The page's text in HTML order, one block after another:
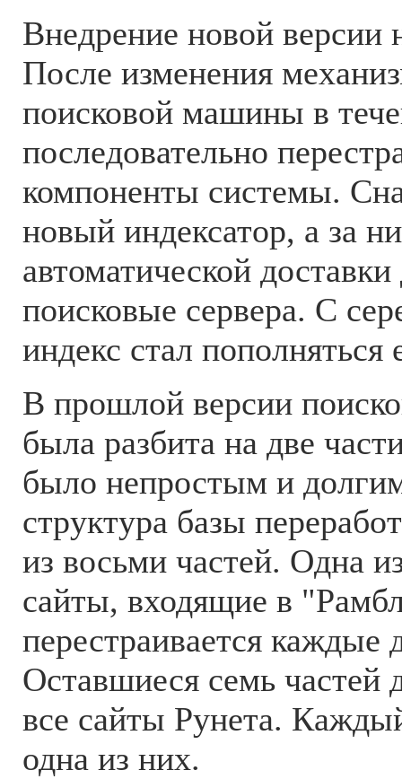
Внедрение новой версии
После изменения
поисковой машины в
последовательно
компоненты системы.
новый индексатор, а за
автоматической
поисковые сервера. С
индекс стал пополняться
В прошлой версии
была разбита на две
было непростым и
структура базы
из восьми частей. Одна
сайты, входящие в
перестраивается каждые
Оставшиеся семь частей
все сайты Рунета.
одна из них.